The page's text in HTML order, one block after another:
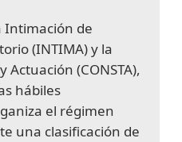
Intimación de
(INTIMA) y la
Actuación (CONSTA),
hábiles
el régimen
una clasificación de